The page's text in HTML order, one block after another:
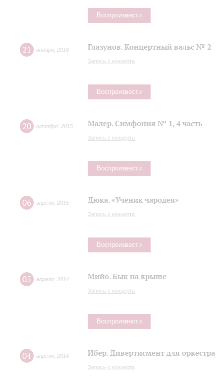
Воспроизвести
21 января 2016 Глазунов. Концертный вальс № 2
Запись с концерта
Воспроизвести
20 октября 2015 Малер. Симфония № 1, 4 часть
Запись с концерта
Воспроизвести
06 апреля 2015 Дюка. «Ученик чародея»
Запись с концерта
Воспроизвести
05 апреля 2014 Мийо. Бык на крыше
Запись с концерта
Воспроизвести
04 апреля 2014 Ибер. Дивертисмент для оркестра
Запись с концерта